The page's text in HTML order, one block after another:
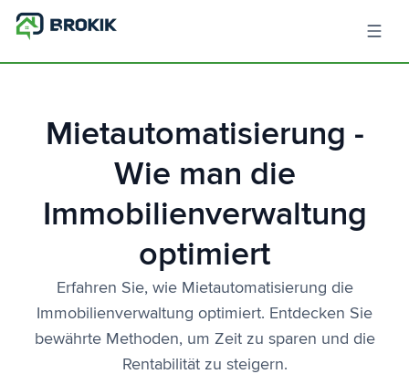
Mietautomatisierung -
Wie man die
Immobilienverwaltung
optimiert
Erfahren Sie, wie Mietautomatisierung die
Immobilienverwaltung optimiert. Entdecken Sie
bewährte Methoden, um Zeit zu sparen und die
Rentabilität zu steigern.